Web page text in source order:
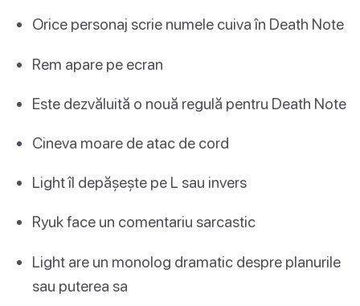
Orice personaj scrie numele cuiva în Death Note
Rem apare pe ecran
Este dezvăluită o nouă regulă pentru Death Note
Cineva moare de atac de cord
Light îl depășește pe L sau invers
Ryuk face un comentariu sarcastic
Light are un monolog dramatic despre planurile
sau puterea sa